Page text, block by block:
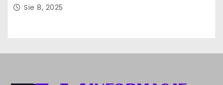
Sie 8, 2025